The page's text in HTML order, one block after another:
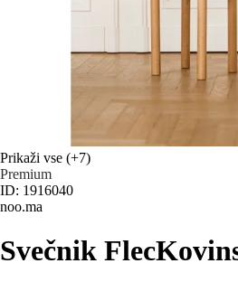
Prikaži vse (+7)
Premium
ID: 1916040
noo.ma
Svečnik Flec